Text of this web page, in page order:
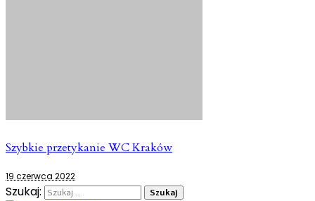
Szybkie przetykanie WC Kraków
19 czerwca 2022
Szukaj: